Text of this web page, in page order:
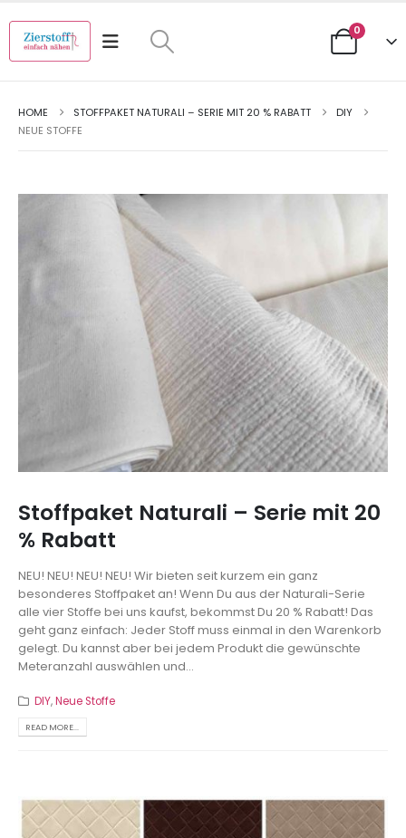
0
HOME STOFFPAKET NATURALI – SERIE MIT 20 % RABATT
DIY
NEUE STOFFE
Stoffpaket Naturali – Serie mit 20
% Rabatt
NEU! NEU! NEU! NEU! Wir bieten seit kurzem ein ganz
besonderes Stoffpaket an! Wenn Du aus der Naturali-Serie
alle vier Stoffe bei uns kaufst, bekommst Du 20 % Rabatt! Das
geht ganz einfach: Jeder Stoff muss einmal in den Warenkorb
gelegt. Du kannst aber bei jedem Produkt die gewünschte
Meteranzahl auswählen und...
DIY,Neue Stoffe
READ MORE...